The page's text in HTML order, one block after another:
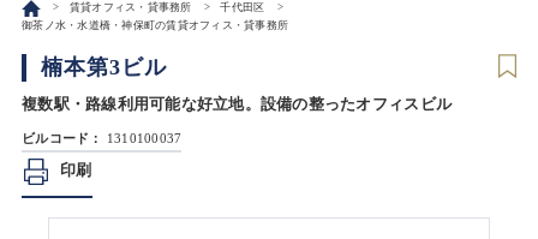
賃貸オフィス・貸事務所
千代田区
御茶ノ水・水道橋・神保町の賃貸オフィス・貸事務所
楠本第3ビル
複数駅・路線利用可能な好立地。設備の整ったオフィスビル
ビルコード： 1310100037
印刷